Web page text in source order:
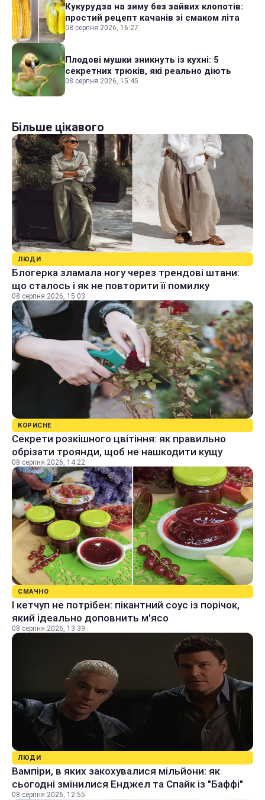
Кукурудза на зиму без зайвих клопотів:
простий рецепт качанів зі смаком літа
08 серпня 2026, 16:27
Плодові мушки зникнуть із кухні: 5
секретних трюків, які реально діють
08 серпня 2026, 15:45
Більше цікавого
ЛЮДИ
Блогерка зламала ногу через трендові штани:
що сталось і як не повторити її помилку
08 серпня 2026, 15:03
КОРИСНЕ
Секрети розкішного цвітіння: як правильно
обрізати троянди, щоб не нашкодити кущу
08 серпня 2026, 14:22
СМАЧНО
І кетчуп не потрібен: пікантний соус із порічок,
який ідеально доповнить м'ясо
08 серпня 2026, 13:39
ЛЮДИ
Вампіри, в яких закохувалися мільйони: як
сьогодні змінилися Енджел та Спайк із "Баффі"
08 серпня 2026, 12:55